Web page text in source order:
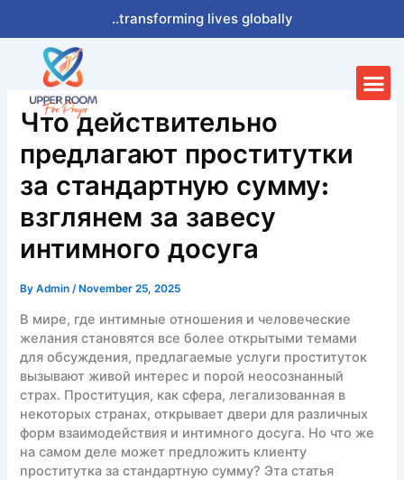
content
..transforming lives globally
Что действительно
предлагают проститутки
за стандартную сумму:
взглянем за завесу
интимного досуга
ByAdmin/ November 25, 2025
В мире, где интимные отношения и человеческие
желания становятся все более открытыми темами
для обсуждения, предлагаемые услуги проституток
вызывают живой интерес и порой неосознанный
страх. Проституция, как сфера, легализованная в
некоторых странах, открывает двери для различных
форм взаимодействия и интимного досуга. Но что же
на самом деле может предложить клиенту
проститутка за стандартную сумму? Эта статья